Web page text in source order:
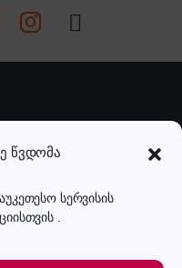
წვდომა
სერვისის
.